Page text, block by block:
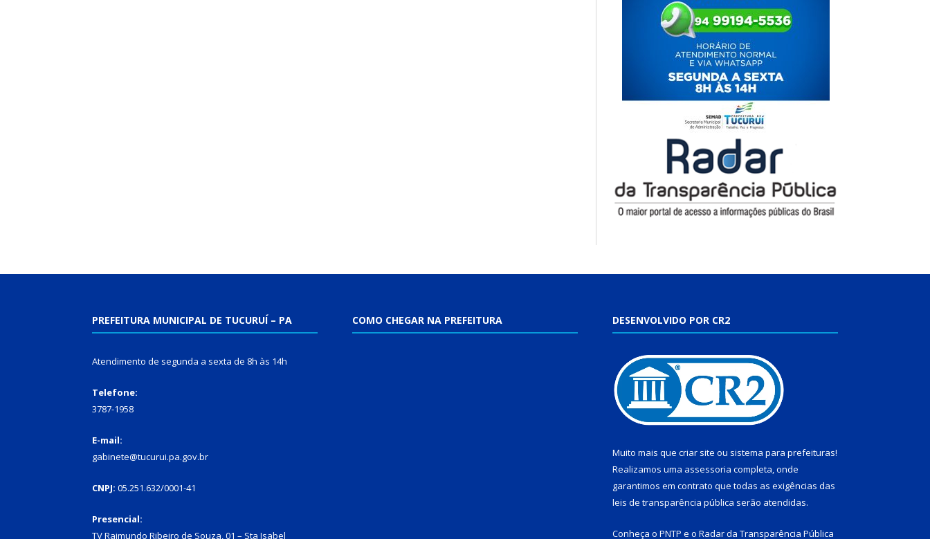
PREFEITURA MUNICIPAL DE TUCURUÍ – PA
Atendimento de segunda a sexta de 8h às 14h
Telefone:
3787-1958
E-mail:
gabinete@tucurui.pa.gov.br
CNPJ: 05.251.632/0001-41
Presencial:
TV Raimundo Ribeiro de Souza, 01 – Sta Isabel
COMO CHEGAR NA PREFEITURA DESENVOLVIDO POR CR2
Muito mais que criar site ou sistema para prefeituras!
Realizamos uma assessoria completa, onde
garantimos em contrato que todas as exigências das
leis de transparência pública serão atendidas.
Conheça o PNTP e o Radar da Transparência Pública